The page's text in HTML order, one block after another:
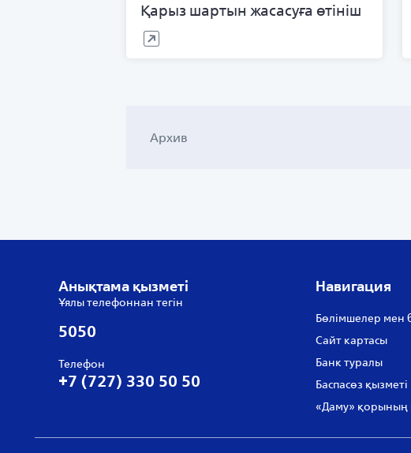
Қарыз шартын жасасуға өтініш
Архив
Анықтама қызметі
Ұялы телефоннан тегін
5050
Телефон
+7 (727) 330 50 50
Навигация
Бөлімшелер мен
Сайт картасы
Банк туралы
Баспасөз қызметі
«Даму» қорының